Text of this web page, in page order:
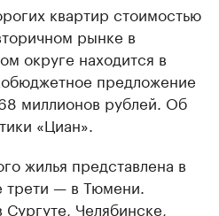
квартир стоимостью
рынке в
округе находится в
предложение
миллионов рублей. Об
«Циан».
жилья представлена в
трети — в Тюмени.
Челябинске,